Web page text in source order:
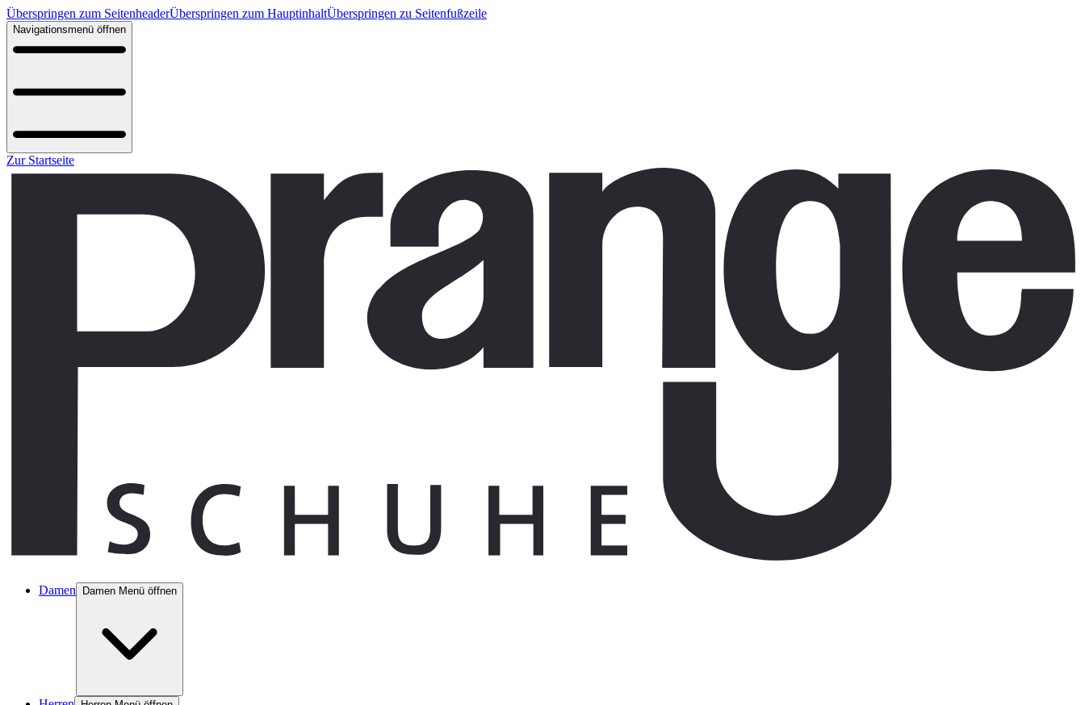
Überspringen zum SeitenheaderÜberspringen zum HauptinhaltÜberspringen zu Seitenfußzeile
Navigationsmenü öffnen
Zur Startseite
Damen Damen Menü öffnen